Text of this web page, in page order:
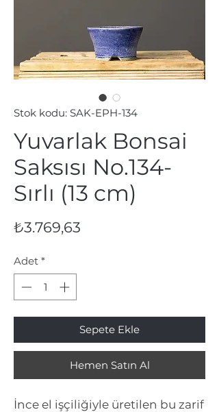
Stok kodu: SAK-EPH-134
Yuvarlak Bonsai
Saksısı No.134-
Sırlı (13 cm)
₺3.769,63
Adet *
Sepete Ekle
Hemen Satın Al
İnce el işçiliğiyle üretilen bu zarif